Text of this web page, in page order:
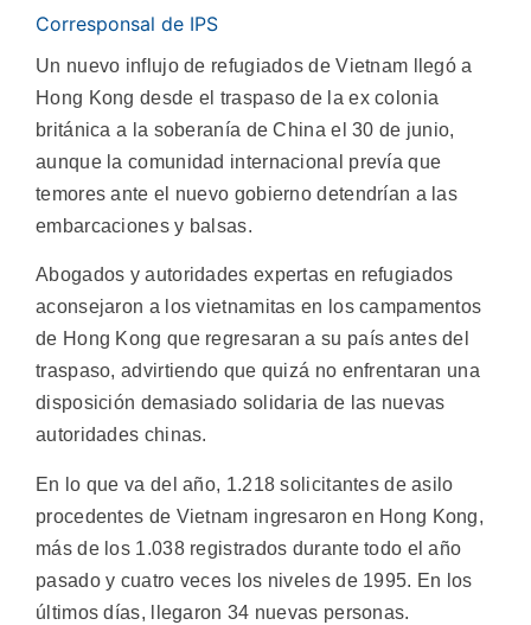
Corresponsal de IPS
Un nuevo influjo de refugiados de Vietnam llegó a
Hong Kong desde el traspaso de la ex colonia
británica a la soberanía de China el 30 de junio,
aunque la comunidad internacional prevía que
temores ante el nuevo gobierno detendrían a las
embarcaciones y balsas.
Abogados y autoridades expertas en refugiados
aconsejaron a los vietnamitas en los campamentos
de Hong Kong que regresaran a su país antes del
traspaso, advirtiendo que quizá no enfrentaran una
disposición demasiado solidaria de las nuevas
autoridades chinas.
En lo que va del año, 1.218 solicitantes de asilo
procedentes de Vietnam ingresaron en Hong Kong,
más de los 1.038 registrados durante todo el año
pasado y cuatro veces los niveles de 1995. En los
últimos días, llegaron 34 nuevas personas.